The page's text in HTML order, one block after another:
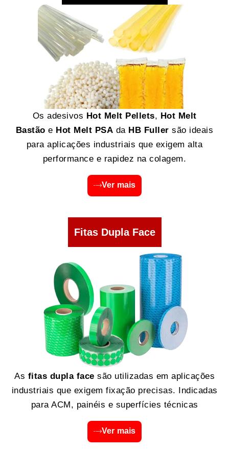
Os adesivos Hot Melt Pellets, Hot Melt
Bastão e Hot Melt PSA da HB Fuller são ideais
para aplicações industriais que exigem alta
performance e rapidez na colagem.
Ver mais
Fitas Dupla Face
As fitas dupla face são utilizadas em aplicações
industriais que exigem fixação precisas. Indicadas
para ACM, painéis e superfícies técnicas
Ver mais